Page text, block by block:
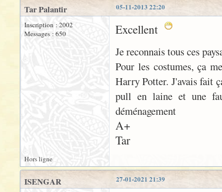
05-11-2013 22:20
Tar Palantir
Inscription : 2002
Messages : 650
Excellent
Je reconnais tous ces
Pour les costumes, ça
Harry Potter. J'avais fait
pull en laine et une
déménagement
A+
Tar
Hors ligne
27-01-2021 21:39
ISENGAR